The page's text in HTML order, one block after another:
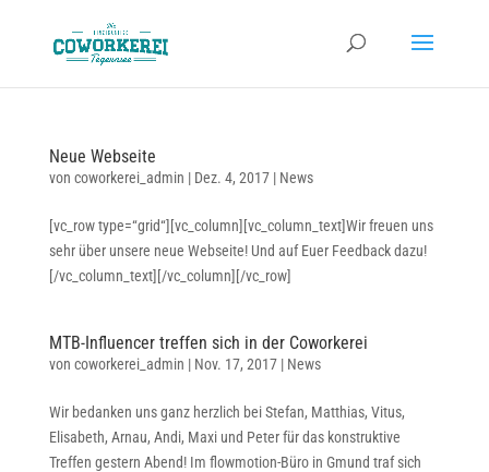
Neue Webseite
von coworkerei_admin | Dez. 4, 2017| News
[vc_row type=“grid“][vc_column][vc_column_text]Wir freuen uns
sehr über unsere neue Webseite! Und auf Euer Feedback dazu!
[/vc_column_text][/vc_column][/vc_row]
MTB-Influencer treffen sich in der Coworkerei
von coworkerei_admin | Nov. 17, 2017| News
Wir bedanken uns ganz herzlich bei Stefan, Matthias, Vitus,
Elisabeth, Arnau, Andi, Maxi und Peter für das konstruktive
Treffen gestern Abend! Im flowmotion-Büro in Gmund traf sich